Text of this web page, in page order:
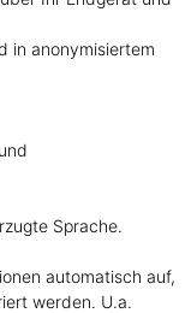
in anonymisiertem
Sprache.
automatisch auf,
werden. U.a.